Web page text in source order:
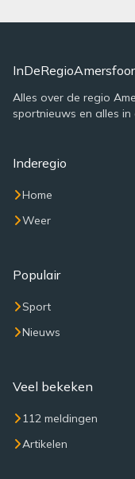
Alles over de regio
sportnieuws en alles
Inderegio
Home
Weer
Populair
Sport
Nieuws
Veel bekeken
112 meldingen
Artikelen